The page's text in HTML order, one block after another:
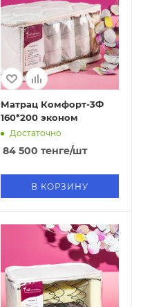
Матрац Комфорт-3Ф
160*200 эконом
Достаточно
84 500 тенге/шт
В КОРЗИНУ